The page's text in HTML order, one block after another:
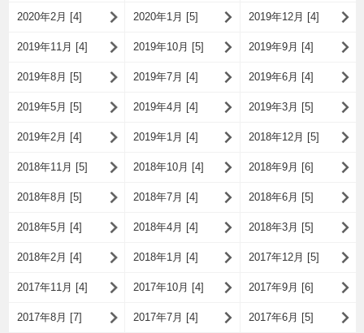
2020年2月 [4] 2020年1月 [5] 2019年12月 [4]
2019年11月 [4] 2019年10月 [5] 2019年9月 [4]
2019年8月 [5] 2019年7月 [4] 2019年6月 [4]
2019年5月 [5] 2019年4月 [4] 2019年3月 [5]
2019年2月 [4] 2019年1月 [4] 2018年12月 [5]
2018年11月 [5] 2018年10月 [4] 2018年9月 [6]
2018年8月 [5] 2018年7月 [4] 2018年6月 [5]
2018年5月 [4] 2018年4月 [4] 2018年3月 [5]
2018年2月 [4] 2018年1月 [4] 2017年12月 [5]
2017年11月 [4] 2017年10月 [4] 2017年9月 [6]
2017年8月 [7] 2017年7月 [4] 2017年6月 [5]